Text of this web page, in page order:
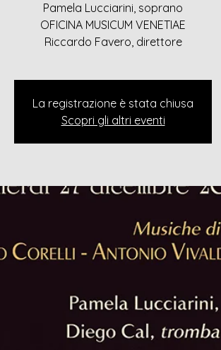
Pamela Lucciarini, soprano
OFICINA MUSICUM VENETIAE
Riccardo Favero, direttore
La registrazione è stata chiusa
Scopri gli altri eventi